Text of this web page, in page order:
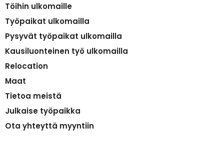
Töihin ulkomaille
Työpaikat ulkomailla
Pysyvät työpaikat ulkomailla
Kausiluonteinen työ ulkomailla
Relocation
Maat
Tietoa meistä
Julkaise työpaikka
Ota yhteyttä myyntiin